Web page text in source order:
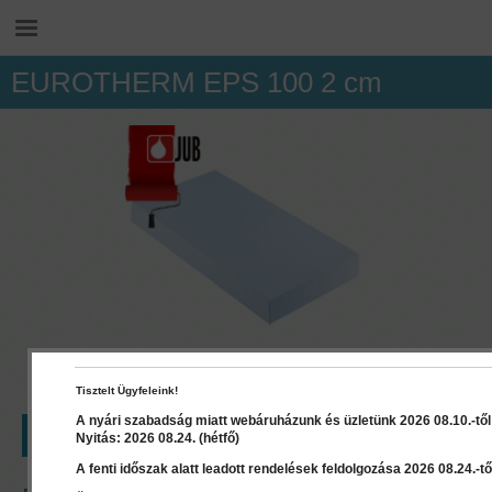
EUROTHERM EPS 100 2 cm
LEÍRÁS RÉSZLETEK
Tisztelt Ügyfeleink!
A nyári szabadság miatt webáruházunk és üzletünk 2026 08.10.-
Nyitás: 2026 08.24. (hétfő)
A fenti időszak alatt leadott rendelések feldolgozása 2026 08.24.-